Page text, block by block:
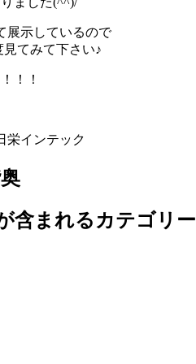
展示しているので
てみて下さい♪
！！
含まれるカテゴリ